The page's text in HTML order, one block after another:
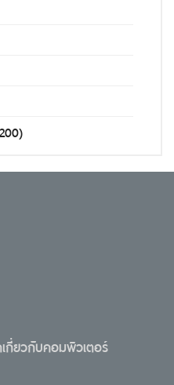
กี่ยวกับคอมพิวเตอร์